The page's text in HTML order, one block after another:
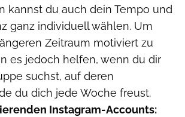
kannst du auch dein Tempo und
ganz individuell wählen. Um
Zeitraum motiviert zu
es jedoch helfen, wenn du dir
suchst, auf deren
du dich jede Woche freust.
Instagram-Accounts: